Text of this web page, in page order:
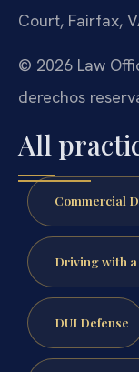
Court, Fairfax,
© 2026 Law
derechos
All
Commercial
Driving with a
DUI Defense